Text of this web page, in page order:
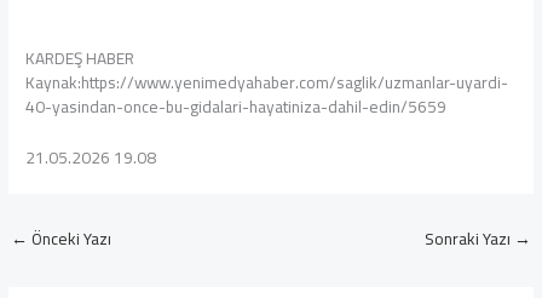
KARDEŞ HABER
Kaynak:https://www.yenimedyahaber.com/saglik/uzmanlar-uyardi-
40-yasindan-once-bu-gidalari-hayatiniza-dahil-edin/5659
21.05.2026 19.08
← Önceki Yazı Sonraki Yazı →